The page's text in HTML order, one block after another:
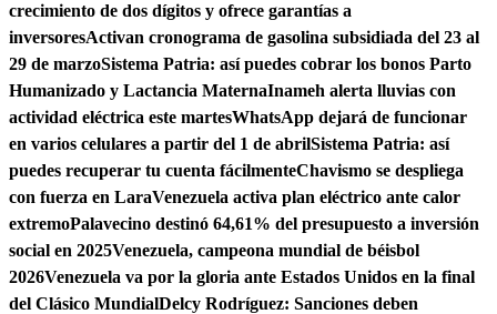
crecimiento de dos dígitos y ofrece garantías a
inversoresActivan cronograma de gasolina subsidiada del 23 al
29 de marzoSistema Patria: así puedes cobrar los bonos Parto
Humanizado y Lactancia MaternaInameh alerta lluvias con
actividad eléctrica este martesWhatsApp dejará de funcionar
en varios celulares a partir del 1 de abrilSistema Patria: así
puedes recuperar tu cuenta fácilmenteChavismo se despliega
con fuerza en LaraVenezuela activa plan eléctrico ante calor
extremoPalavecino destinó 64,61% del presupuesto a inversión
social en 2025Venezuela, campeona mundial de béisbol
2026Venezuela va por la gloria ante Estados Unidos en la final
del Clásico MundialDelcy Rodríguez: Sanciones deben